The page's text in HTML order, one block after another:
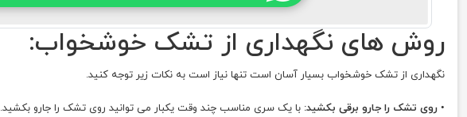
روش های نگهداری از تشک خوشخواب:
نگهداری از تشک خوشخواب بسیار آسان است تنها نیاز است به نکات زیر توجه کنید.
• روی تشک را جارو برقی بکشید: با یک سری مناسب چند وقت یکبار می توانید روی تشک را جارو بکشید.